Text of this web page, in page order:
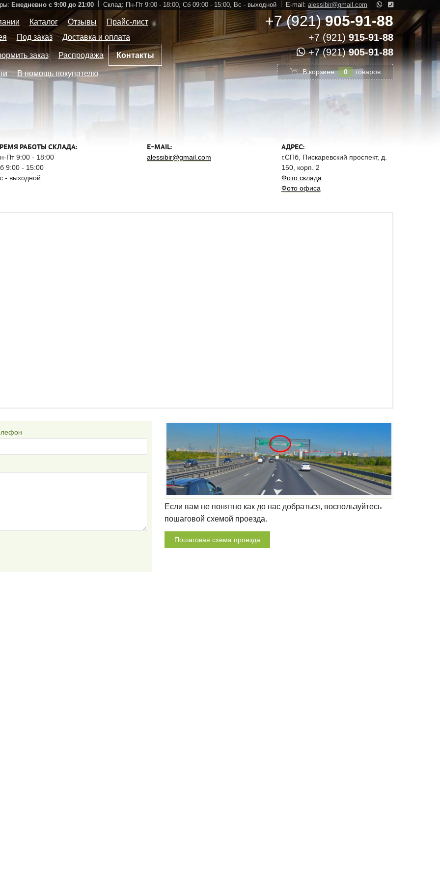
Ежедневно с 9:00 до 21:00 Склад: Пн-Пт 9:00 - 18:00, Сб 09:00 - 15:00, Вс - выходной E-mail: alessibir@gmail.com
Каталог Отзывы
Прайс-лист
Под заказ Доставка и оплата
заказ Распродажа Контакты
В помощь покупателю
+7 (921)905-91-88
+7 (921)915-91-88
+7 (921)905-91-88
В корзине: 0 товаров
РАБОТЫ СКЛАДА:
Пт 9:00 - 18:00
9:00 - 15:00
- выходной
E-MAIL:
alessibir@gmail.com
АДРЕС:
г.СПб, Пискаревский проспект, д.
150, корп. 2
Фото склада
Фото офиса
Если вам не понятно как до нас добраться, воспользуйтесь
пошаговой схемой проезда.
Пошаговая схема проезда